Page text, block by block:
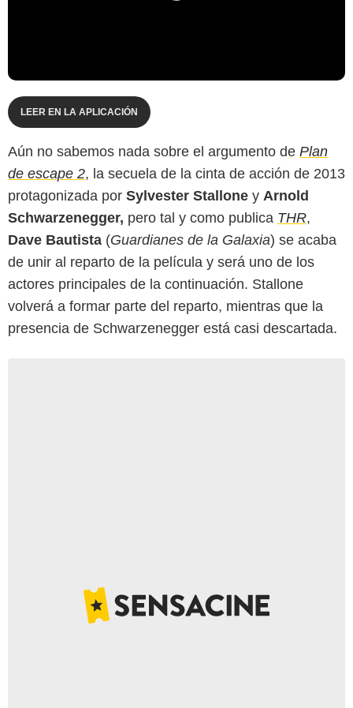
LEER EN LA APLICACIÓN
Aún no sabemos nada sobre el argumento de Plan
de escape 2, la secuela de la cinta de acción de 2013
protagonizada por Sylvester Stallone y Arnold
Schwarzenegger, pero tal y como publica THR,
Dave Bautista (Guardianes de la Galaxia) se acaba
de unir al reparto de la película y será uno de los
actores principales de la continuación. Stallone
volverá a formar parte del reparto, mientras que la
presencia de Schwarzenegger está casi descartada.